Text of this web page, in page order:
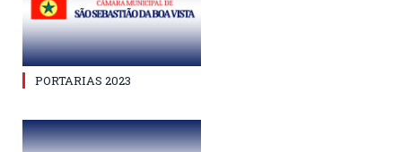
PORTARIAS 2023